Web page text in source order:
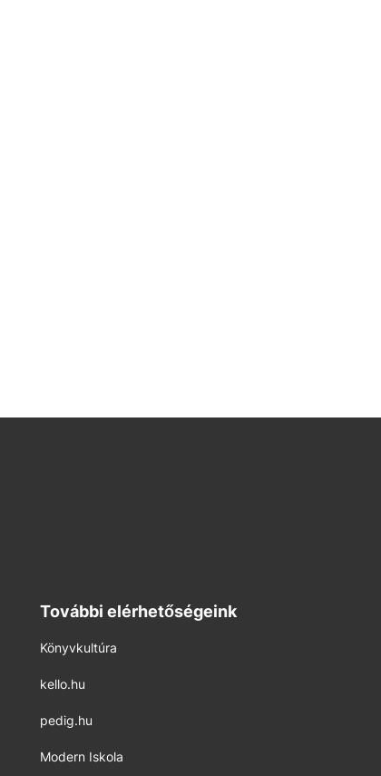
További elérhetőségeink
Könyvkultúra
kello.hu
pedig.hu
Modern Iskola